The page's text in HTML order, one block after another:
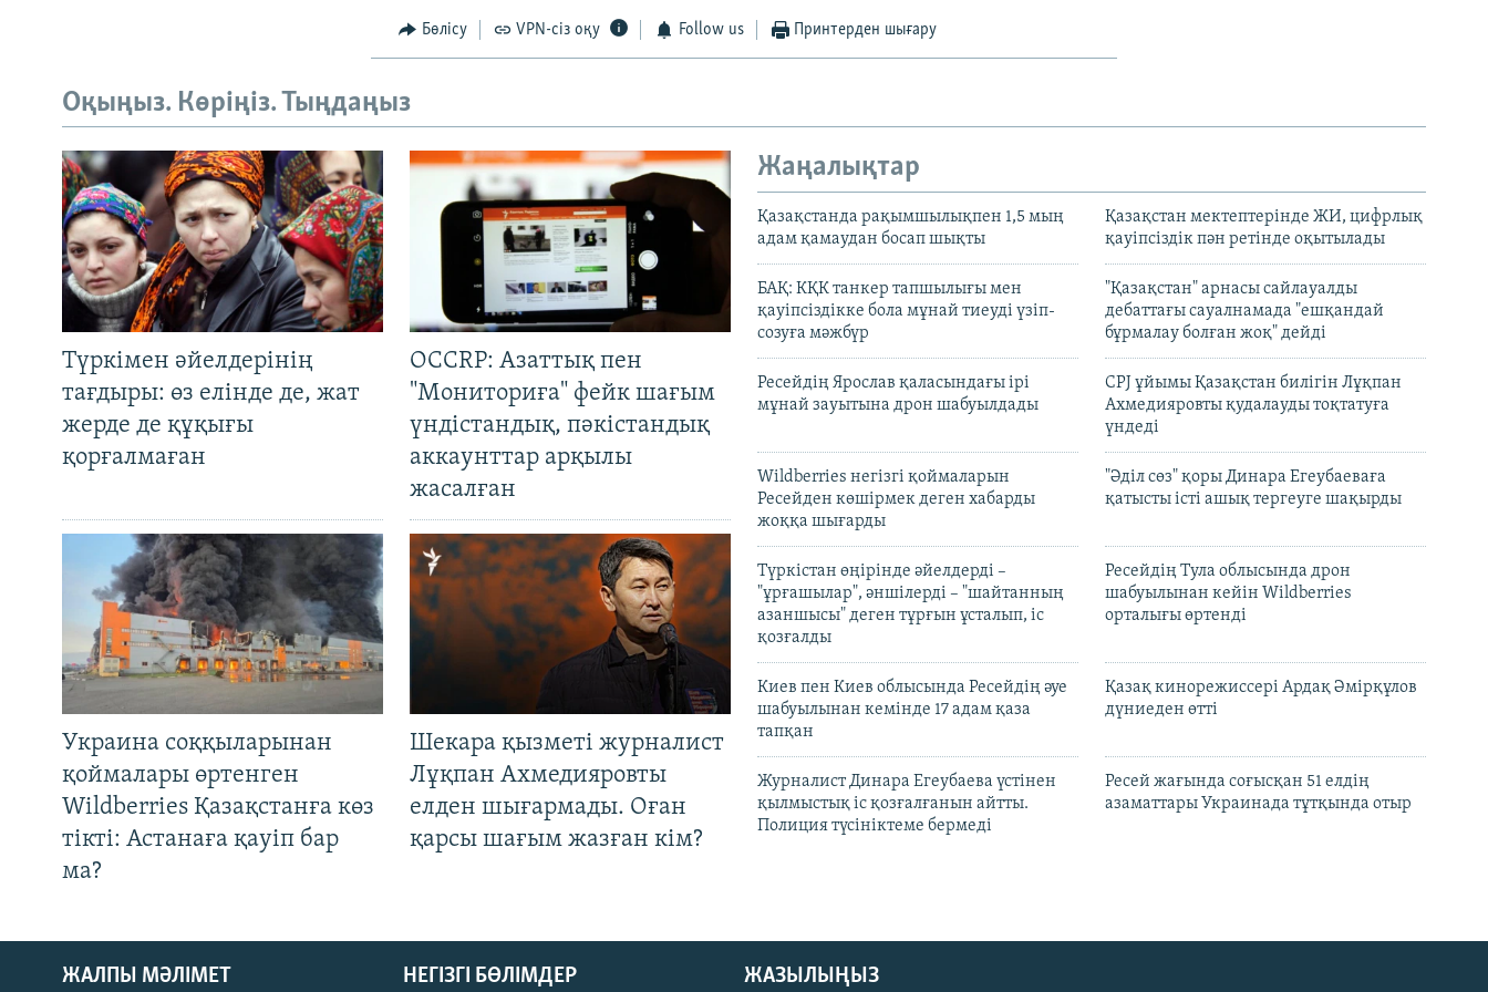
Бөлісу VPN-сіз оқу Follow us Принтерден шығару
Оқыңыз. Көріңіз. Тыңдаңыз
Түркімен әйелдерінің
тағдыры: өз елінде де, жат
жерде де құқығы
қорғалмаған
OCCRP: Азаттық пен
"Мониториға" фейк шағым
үндістандық, пәкістандық
аккаунттар арқылы
жасалған
Украина соққыларынан
қоймалары өртенген
Wildberries Қазақстанға көз
тікті: Астанаға қауіп бар
ма?
Шекара қызметі журналист
Лұқпан Ахмедияровты
елден шығармады. Оған
қарсы шағым жазған кім?
Жаңалықтар
Қазақстанда рақымшылықпен 1,5 мың
адам қамаудан босап шықты
Қазақстан мектептерінде ЖИ, цифрлық
қауіпсіздік пән ретінде оқытылады
БАҚ: КҚК танкер тапшылығы мен
қауіпсіздікке бола мұнай тиеуді үзіп-
созуға мәжбүр
"Қазақстан" арнасы сайлауалды
дебаттағы сауалнамада "ешқандай
бұрмалау болған жоқ" дейді
Ресейдің Ярослав қаласындағы ірі
мұнай зауытына дрон шабуылдады
CPJ ұйымы Қазақстан билігін Лұқпан
Ахмедияровты қудалауды тоқтатуға
үндеді
Wildberries негізгі қоймаларын
Ресейден көшірмек деген хабарды
жоққа шығарды
"Әділ сөз" қоры Динара Егеубаеваға
қатысты істі ашық тергеуге шақырды
Түркістан өңірінде әйелдерді –
"ұрғашылар", әншілерді – "шайтанның
азаншысы" деген тұрғын ұсталып, іс
қозғалды
Ресейдің Тула облысында дрон
шабуылынан кейін Wildberries
орталығы өртенді
Киев пен Киев облысында Ресейдің әуе
шабуылынан кемінде 17 адам қаза
тапқан
Қазақ кинорежиссері Ардақ Әмірқұлов
дүниеден өтті
Журналист Динара Егеубаева үстінен
қылмыстық іс қозғалғанын айтты.
Полиция түсініктеме бермеді
Ресей жағында соғысқан 51 елдің
азаматтары Украинада тұтқында отыр
ЖАЗЫЛЫҢЫЗ
ЖАЛПЫ МӘЛІМЕТ НЕГІЗГІ БӨЛІМДЕР